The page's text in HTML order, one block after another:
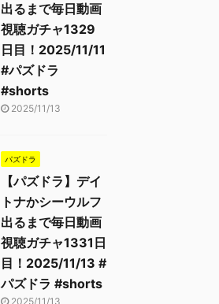
2025/11/13
出るまで毎日動画
視聴ガチャ1329
日目！2025/11/11
#パズドラ
#shorts
2025/11/13
パズドラ
【パズドラ】デイ
トナかシーウルフ
出るまで毎日動画
視聴ガチャ1331日
目！2025/11/13 #
パズドラ #shorts
2025/11/13